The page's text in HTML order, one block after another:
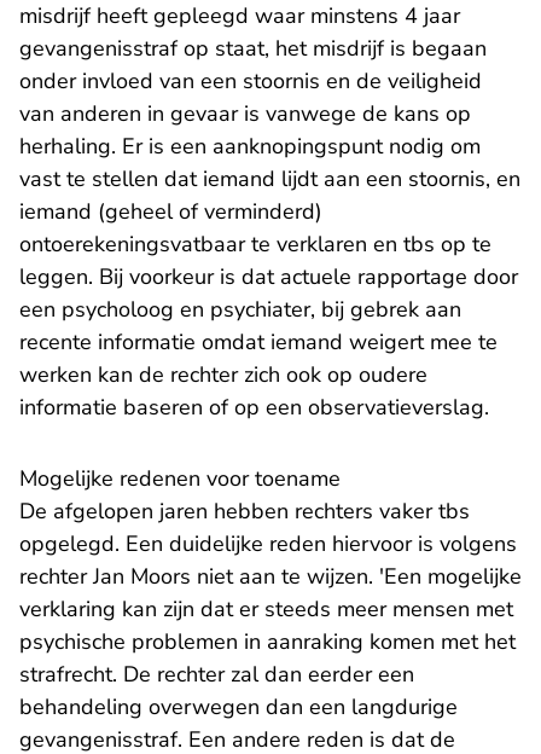
misdrijf heeft gepleegd waar minstens 4 jaar
gevangenisstraf op staat, het misdrijf is begaan
onder invloed van een stoornis en de veiligheid
van anderen in gevaar is vanwege de kans op
herhaling. Er is een aanknopingspunt nodig om
vast te stellen dat iemand lijdt aan een stoornis, en
iemand (geheel of verminderd)
ontoerekeningsvatbaar te verklaren en tbs op te
leggen. Bij voorkeur is dat actuele rapportage door
een psycholoog en psychiater, bij gebrek aan
recente informatie omdat iemand weigert mee te
werken kan de rechter zich ook op oudere
informatie baseren of op een observatieverslag.
Mogelijke redenen voor toename
De afgelopen jaren hebben rechters vaker tbs
opgelegd. Een duidelijke reden hiervoor is volgens
rechter Jan Moors niet aan te wijzen. 'Een mogelijke
verklaring kan zijn dat er steeds meer mensen met
psychische problemen in aanraking komen met het
strafrecht. De rechter zal dan eerder een
behandeling overwegen dan een langdurige
gevangenisstraf. Een andere reden is dat de